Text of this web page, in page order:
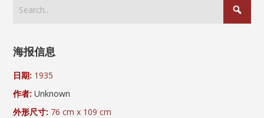
海报信息
日期: 1935
作者: Unknown
外形尺寸: 76 cm x 109 cm